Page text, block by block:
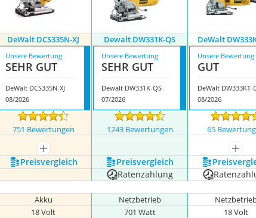
DeWalt DCS335N-XJ Dewalt DW331K-QS DeWalt
Unsere Bewertung
SEHR GUT
DeWalt DCS335N-XJ
08/2026
Unsere Bewertung
SEHR GUT
Dewalt DW331K-QS
07/2026
Unsere Bewertung
GUT
DeWalt DW333KT-
08/2026
751 Bewertungen 1243 Bewertungen 65
mehr anzeigen mehr
Preis­vergleich Preis­vergleich
Ratenzahlung
Akku Netzbetrieb
18 Volt 701 Watt 18 Volt